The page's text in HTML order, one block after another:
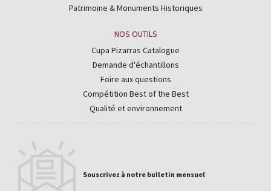
Patrimoine & Monuments Historiques
NOS OUTILS
Cupa Pizarras Catalogue
Demande d'échantillons
Foire aux questions
Compétition Best of the Best
Qualité et environnement
Souscrivez à notre bulletin mensuel